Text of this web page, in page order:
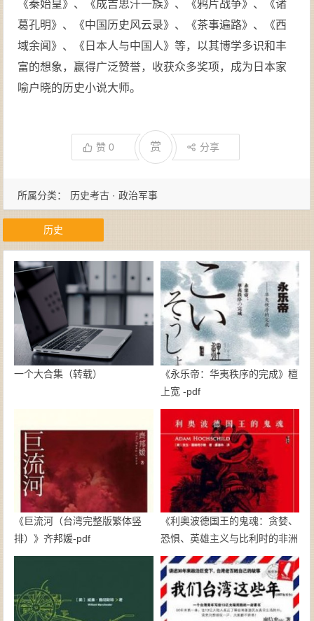
《秦始皇》、《成吉思汗一族》、《鸦片战争》、《诸
葛孔明》、《中国历史风云录》、《茶事遍路》、《西
域余闻》、《日本人与中国人》等，以其博学多识和丰
富的想象，赢得广泛赞誉，收获众多奖项，成为日本家
喻户晓的历史小说大师。
赞0 赏 分享
所属分类： 历史考古 · 政治军事
历史
一个大合集（转载）
《永乐帝：华夷秩序的完成》檀
上宽 -pdf
《巨流河（台湾完整版繁体竖
排）》齐邦媛-pdf
《利奥波德国王的鬼魂：贪婪、
恐惧、英雄主义与比利时的非洲
殖民地》亚当·霍赫希尔德-pdf